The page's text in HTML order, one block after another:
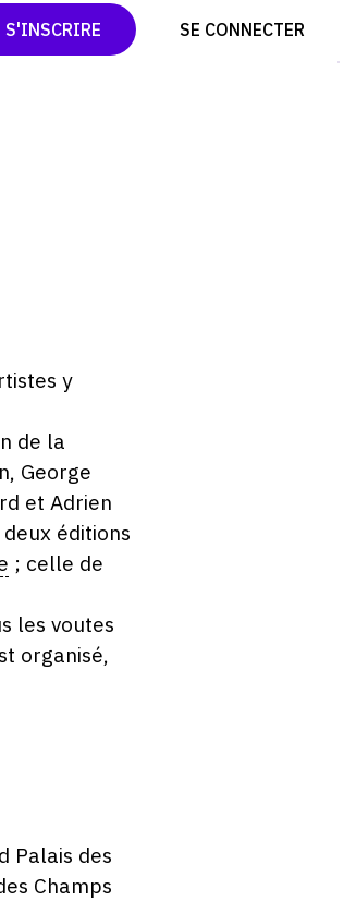
S'INSCRIRE SE CONNECTER
TWITTER
PINTEREST
y
de la
George
et Adrien
éditions
; celle de
les voutes
organisé,
Palais des
Champs